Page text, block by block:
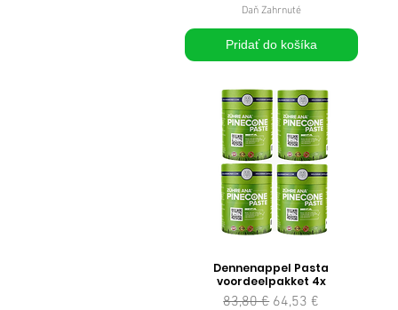
Daň Zahrnuté
Pridať do košíka
Dennenappel Pasta
voordeelpakket 4x
Normálna cena
83,80 € Zľavnená cena
64,53 €